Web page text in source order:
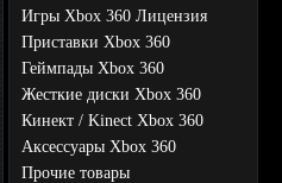
Игры Xbox 360 Лицензия
Приставки Xbox 360
Геймпады Xbox 360
Жесткие диски Xbox 360
Кинект / Kinect Xbox 360
Аксессуары Xbox 360
Прочие товары